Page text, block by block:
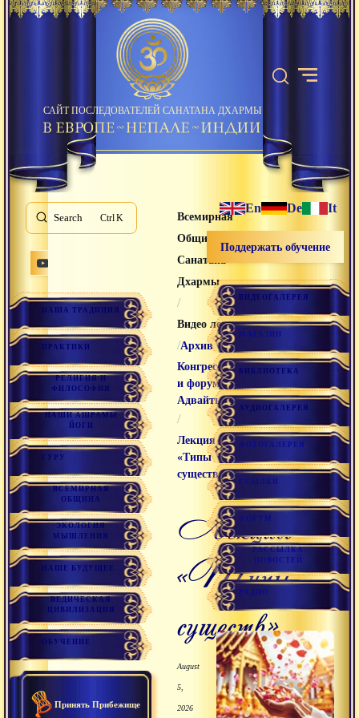
САЙТ ПОСЛЕДОВАТЕЛЕЙ САНАТАНА ДХАРМЫ
Search K
НАША ТРАДИЦИЯ
ПРАКТИКИ
РЕЛИГИЯ И
ФИЛОСОФИЯ
НАШИ АШРАМЫ
ЙОГИ
ГУРУ
ВСЕМИРНАЯ
ОБЩИНА
ЭКОЛОГИЯ
МЫШЛЕНИЯ
НАШЕ БУДУЩЕЕ
ВЕДИЧЕСКАЯ
ЦИВИЛИЗАЦИЯ
ОБУЧЕНИЕ
Принять Прибежище
Всемирная
Община
Санатана
Дхармы
/
Видео лекции
/Архив /
Конгрессы
и форумы
Адвайты
/
Лекция
«Типы
существ»
Лекция
«Типы
существ»
August
5,
2026
En De It
Поддержать обучение
ВИДЕОГАЛЕРЕЯ
МАГАЗИН
БИБЛИОТЕКА
АУДИОГАЛЕРЕЯ
ФОТОГАЛЕРЕЯ
ССЫЛКИ
ФОРУМ
РАССЫЛКА
НОВОСТЕЙ
РАДИО